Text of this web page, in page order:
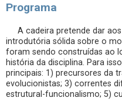
Programa
A cadeira pretende dar
introdutória sólida sobre o
foram sendo construídas ao
história da disciplina. Para
principais: 1) precursores da
evolucionistas; 3) correntes
estrutural-funcionalismo; 5)